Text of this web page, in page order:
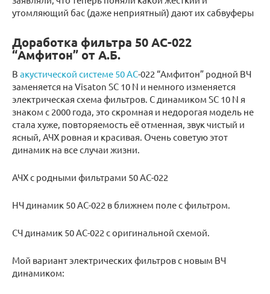
утомляющий бас (даже неприятный) дают их сабвуферы
Доработка фильтра 50 АС-022
“Амфитон” от А.Б.
В акустической системе 50 АС-022 “Амфитон” родной ВЧ
заменяется на Visaton SC 10 N и немного изменяется
электрическая схема фильтров. С динамиком SC 10 N я
знаком с 2000 года, это скромная и недорогая модель не
стала хуже, повторяемость её отменная, звук чистый и
ясный, АЧХ ровная и красивая. Очень советую этот
динамик на все случаи жизни.
АЧХ с родными фильтрами 50 АС-022
НЧ динамик 50 АС-022 в ближнем поле с фильтром.
СЧ динамик 50 АС-022 с оригинальной схемой.
Мой вариант электрических фильтров с новым ВЧ
динамиком: